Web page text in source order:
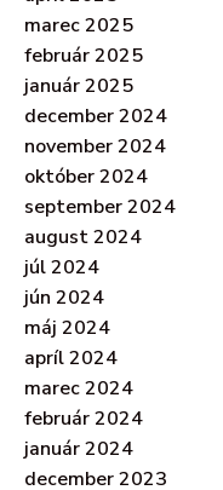
marec 2025
február 2025
január 2025
december 2024
november 2024
október 2024
september 2024
august 2024
júl 2024
jún 2024
máj 2024
apríl 2024
marec 2024
február 2024
január 2024
december 2023